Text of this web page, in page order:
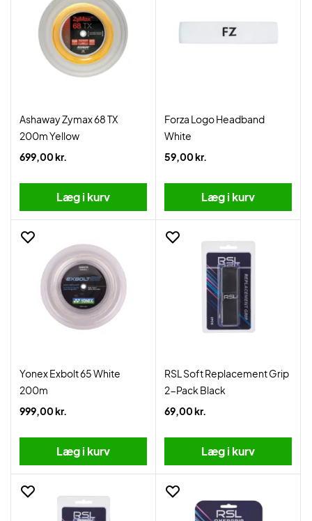
Ashaway Zymax 68 TX
200m Yellow
699,00 kr.
Læg i kurv
Forza Logo Headband
White
59,00 kr.
Læg i kurv
Yonex Exbolt 65 White
200m
999,00 kr.
Læg i kurv
RSL Soft Replacement Grip
2-Pack Black
69,00 kr.
Læg i kurv